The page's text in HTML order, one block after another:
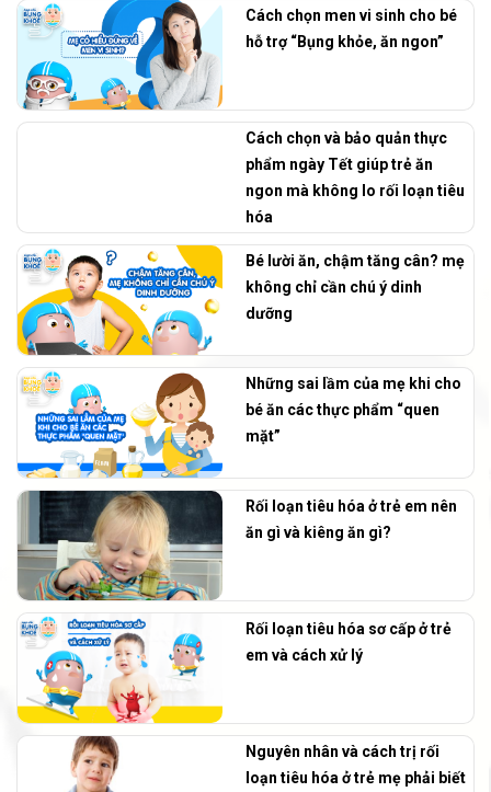
Cách chọn men vi sinh cho bé
hỗ trợ “Bụng khỏe, ăn ngon”
Cách chọn và bảo quản thực
phẩm ngày Tết giúp trẻ ăn
ngon mà không lo rối loạn tiêu
hóa
Bé lười ăn, chậm tăng cân? mẹ
không chỉ cần chú ý dinh
dưỡng
Những sai lầm của mẹ khi cho
bé ăn các thực phẩm “quen
mặt”
Rối loạn tiêu hóa ở trẻ em nên
ăn gì và kiêng ăn gì?
Rối loạn tiêu hóa sơ cấp ở trẻ
em và cách xử lý
Nguyên nhân và cách trị rối
loạn tiêu hóa ở trẻ mẹ phải biết